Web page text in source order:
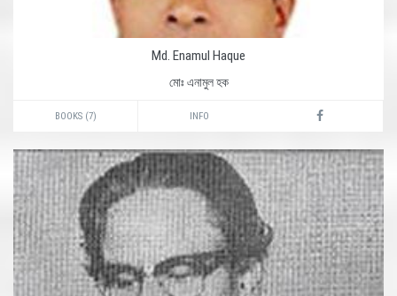
Md. Enamul Haque
মোঃ এনামুল হক
BOOKS (7) INFO